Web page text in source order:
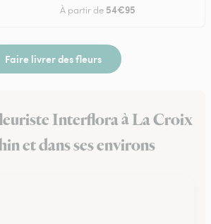
À partir de 54€95
Faire livrer des fleurs
Interflora à La Croix
et dans ses environs